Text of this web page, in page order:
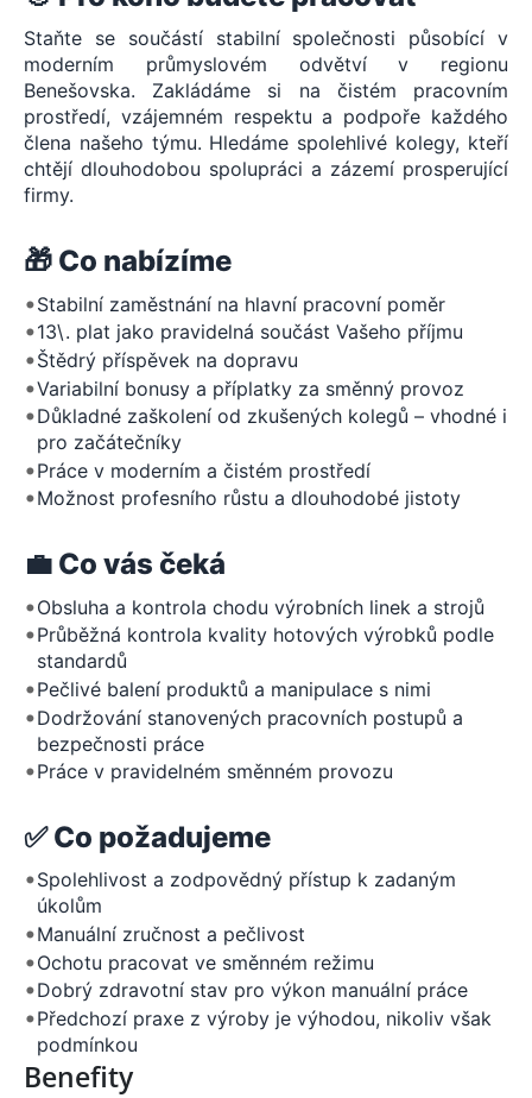
Staňte se součástí stabilní společnosti působící v
moderním průmyslovém odvětví v regionu
Benešovska. Zakládáme si na čistém pracovním
prostředí, vzájemném respektu a podpoře každého
člena našeho týmu. Hledáme spolehlivé kolegy, kteří
chtějí dlouhodobou spolupráci a zázemí prosperující
firmy.
🎁 Co nabízíme
•Stabilní zaměstnání na hlavní pracovní poměr
•13\. plat jako pravidelná součást Vašeho příjmu
•Štědrý příspěvek na dopravu
•Variabilní bonusy a příplatky za směnný provoz
•Důkladné zaškolení od zkušených kolegů – vhodné i
pro začátečníky
•Práce v moderním a čistém prostředí
•Možnost profesního růstu a dlouhodobé jistoty
💼 Co vás čeká
•Obsluha a kontrola chodu výrobních linek a strojů
•Průběžná kontrola kvality hotových výrobků podle
standardů
•Pečlivé balení produktů a manipulace s nimi
•Dodržování stanovených pracovních postupů a
bezpečnosti práce
•Práce v pravidelném směnném provozu
✅ Co požadujeme
•Spolehlivost a zodpovědný přístup k zadaným
úkolům
•Manuální zručnost a pečlivost
•Ochotu pracovat ve směnném režimu
•Dobrý zdravotní stav pro výkon manuální práce
•Předchozí praxe z výroby je výhodou, nikoliv však
podmínkou
Benefity